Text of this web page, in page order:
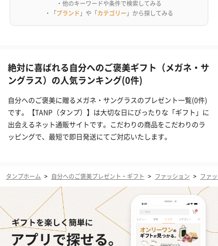
・他のキーワードや条件で検索してみる
・「ブランド 」や「カテゴリー 」から探してみる
絶対に喜ばれる自分へのご褒美ギフト（メガネ・サ
ングラス）の人気ランキング(0件)
自分へのご褒美に贈るメガネ・サングラスのプレゼント一覧(0件)
です。【TANP（タンプ）】は大切な日にぴったりな「ギフト」に
出会えるネット通販サイトです。こだわりの商品をこだわりのラ
ッピングで、最短で即日発送にてご対応いたします。
タンプホーム > 自分へのご褒美プレゼント・ギフト > ファッション > ファ